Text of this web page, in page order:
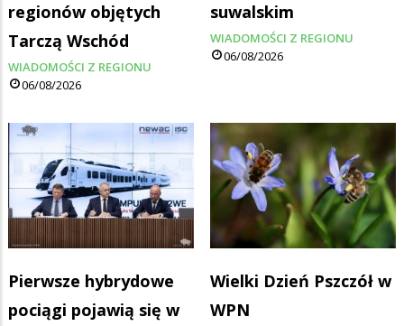
regionów objętych
Tarczą Wschód
WIADOMOŚCI Z REGIONU
06/08/2026
suwalskim
WIADOMOŚCI Z REGIONU
06/08/2026
Pierwsze hybrydowe
pociągi pojawią się w
Wielki Dzień Pszczół w
WPN